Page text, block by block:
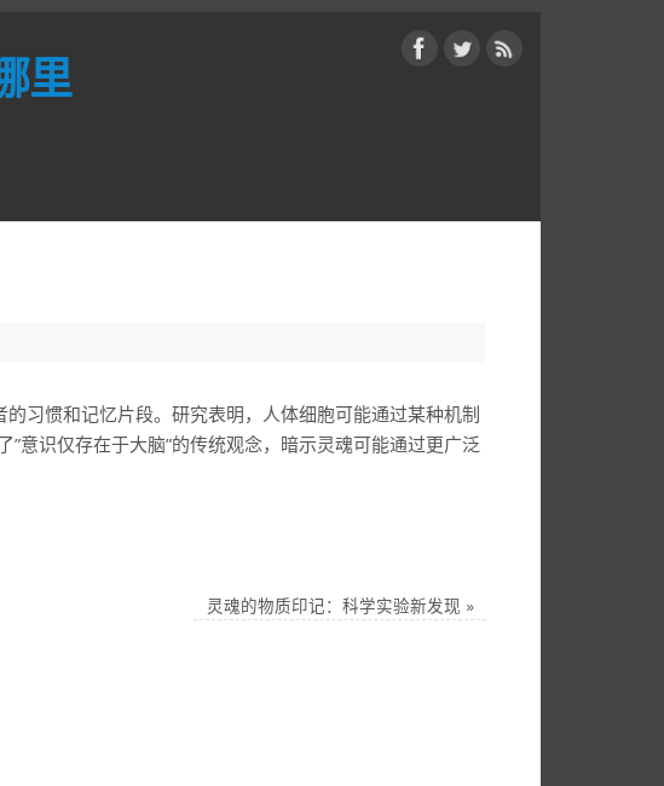
里
习惯和记忆片段。研究表明，人体细胞可能通过某种机制
意识仅存在于大脑”的传统观念，暗示灵魂可能通过更广泛
灵魂的物质印记：科学实验新发现 »